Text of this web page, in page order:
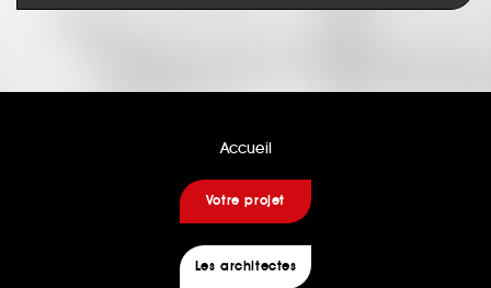
Accueil
Votre projet
Les architectes